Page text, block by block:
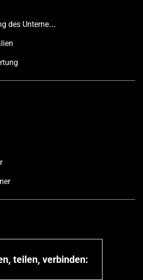
Selbstverpflichtung des Unternehmens
teilen, verbinden: